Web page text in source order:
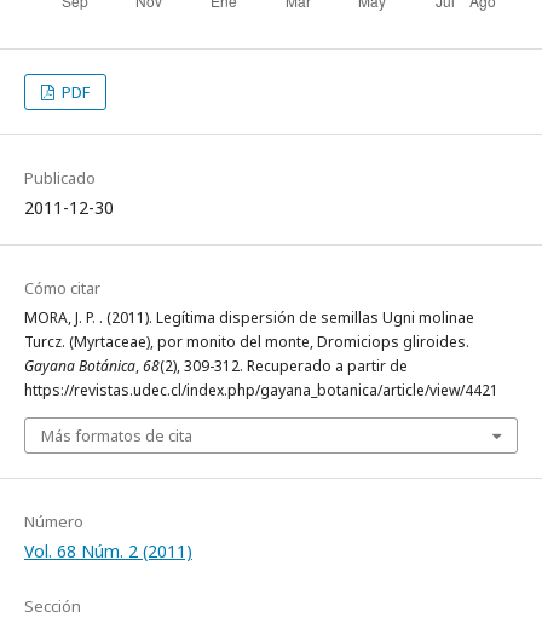
PDF
Publicado
2011-12-30
Cómo citar
MORA, J. P. . (2011). Legítima dispersión de semillas Ugni molinae
Turcz. (Myrtaceae), por monito del monte, Dromiciops gliroides.
Gayana Botánica,68(2), 309-312. Recuperado a partir de
https://revistas.udec.cl/index.php/gayana_botanica/article/view/4421
Más formatos de cita
Número
Vol. 68 Núm. 2 (2011)
Sección